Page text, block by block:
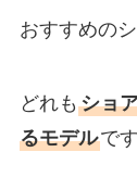
おすすめの
どれも ショ
るモデルです